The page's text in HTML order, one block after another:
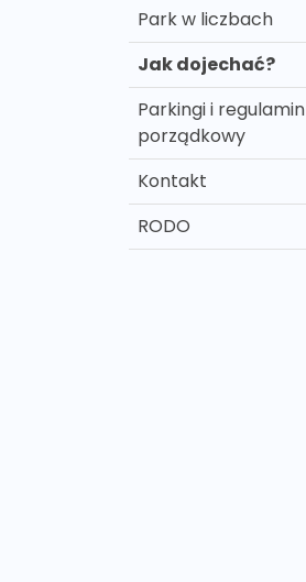
Park w liczbach
Jak dojechać?
Parkingi i regulamin
porządkowy
Kontakt
RODO